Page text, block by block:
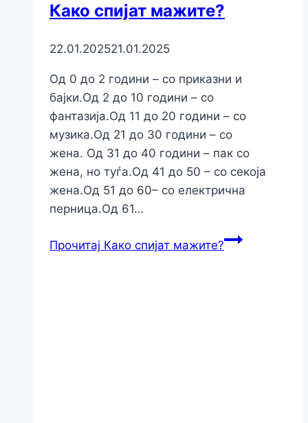
Како спијат мажите?
22.01.202521.01.2025
Од 0 до 2 години – со приказни и
бајки.Од 2 до 10 години – со
фантазија.Од 11 до 20 години – со
музика.Од 21 до 30 години – со
жена. Од 31 до 40 години – пак со
жена, но туѓа.Од 41 до 50 – со секоја
жена.Од 51 до 60– со електрична
перница.Од 61…
Прочитај Како спијат мажите?